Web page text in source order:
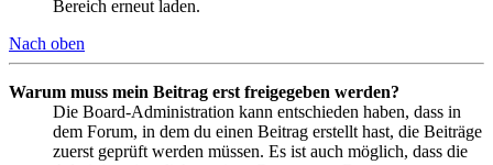
Bereich erneut laden.
Nach oben
Warum muss mein Beitrag erst freigegeben werden?
Die Board-Administration kann entschieden haben, dass in
dem Forum, in dem du einen Beitrag erstellt hast, die Beiträge
zuerst geprüft werden müssen. Es ist auch möglich, dass die